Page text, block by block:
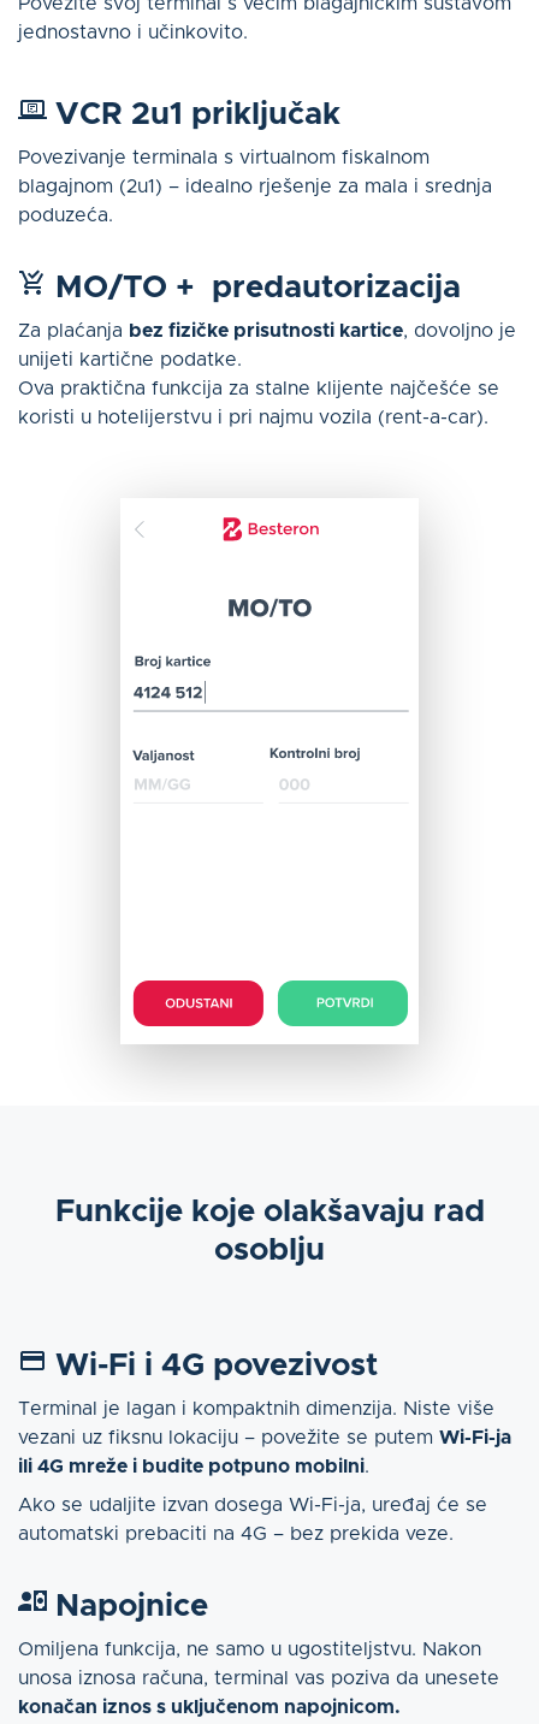
jednostavno i učinkovito.
VCR 2u1 priključak
Povezivanje terminala s virtualnom fiskalnom
blagajnom (2u1) – idealno rješenje za mala i srednja
poduzeća.
MO/TO + predautorizacija
Za plaćanja bez fizičke prisutnosti kartice, dovoljno je
unijeti kartične podatke.
Ova praktična funkcija za stalne klijente najčešće se
koristi u hotelijerstvu i pri najmu vozila (rent-a-car).
Funkcije koje olakšavaju rad
osoblju
Wi-Fi i 4G povezivost
Terminal je lagan i kompaktnih dimenzija. Niste više
vezani uz fiksnu lokaciju – povežite se putem Wi-Fi-ja
ili 4G mreže i budite potpuno mobilni.
Ako se udaljite izvan dosega Wi-Fi-ja, uređaj će se
automatski prebaciti na 4G – bez prekida veze.
Napojnice
Omiljena funkcija, ne samo u ugostiteljstvu. Nakon
unosa iznosa računa, terminal vas poziva da unesete
konačan iznos s uključenom napojnicom.